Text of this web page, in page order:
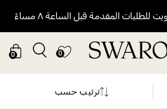
المقدمة قبل الساعة ٨ مساءً
0
0
ترتيب حسب